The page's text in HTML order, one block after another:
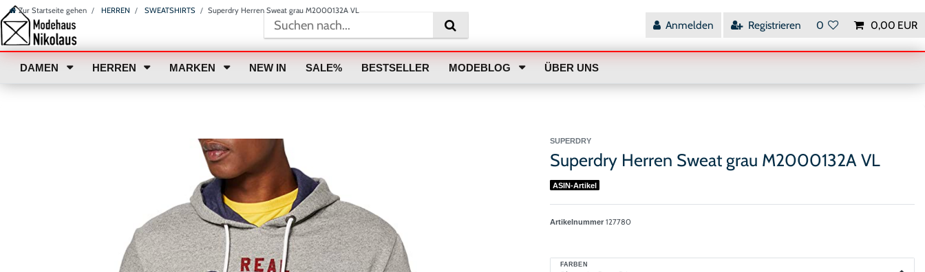
Zur Startseite gehen HERREN SWEATSHIRTS Superdry Herren Sweat grau M2000132A VL
Anmelden Registrieren 0 0,00 EUR
DAMEN HERREN MARKEN NEW IN SALE% BESTSELLER MODEBLOG ÜBER UNS
SUPERDRY
Superdry Herren Sweat grau M2000132A VL
ASIN-Artikel
Artikelnummer 127780
FARBEN